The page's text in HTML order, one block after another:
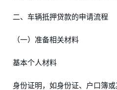
二、车辆抵押贷款的申请流程
（一）准备相关材料
基本个人材料
身份证明，如身份证、户口簿